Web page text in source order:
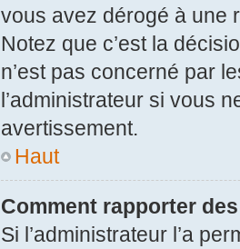
vous avez dérogé à une
Notez que c’est la
n’est pas concerné par
l’administrateur si vous
avertissement.
Haut
Comment rapporter
Si l’administrateur l’a